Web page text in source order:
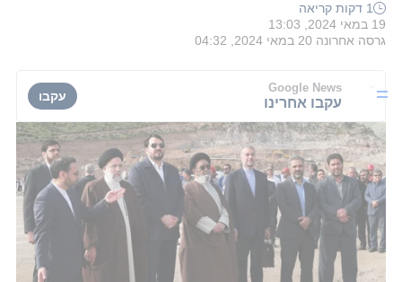
1 דקות קריאה
19 במאי 2024, 13:03
גרסה אחרונה 20 במאי 2024, 04:32
Google News
עקבו אחרינו עקבו